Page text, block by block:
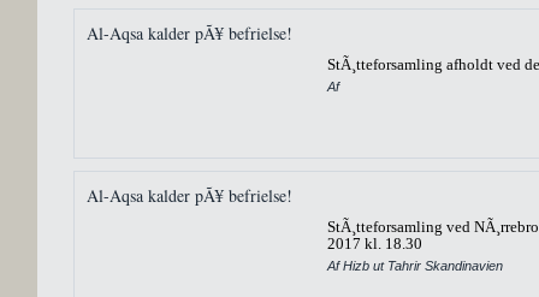
Al-Aqsa kalder pÃ¥ befrielse!
StÃ¸tteforsamling afholdt ved
Af
Al-Aqsa kalder pÃ¥ befrielse!
StÃ¸tteforsamling ved
2017 kl. 18.30
Af Hizb ut Tahrir Skandinavien